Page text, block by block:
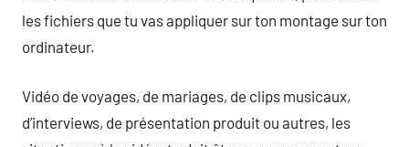
les fichiers que tu vas appliquer sur ton montage sur ton
ordinateur.
Vidéo de voyages, de mariages, de clips musicaux,
d’interviews, de présentation produit ou autres, les